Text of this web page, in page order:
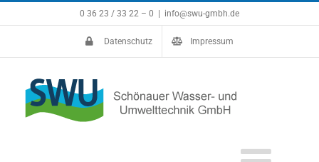
Inhalt
0 36 23 / 33 22 – 0 info@swu-gmbh.de
Datenschutz Impressum